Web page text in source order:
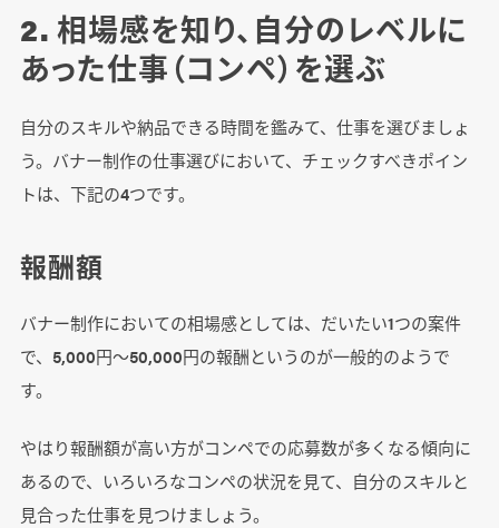
2. 相場感を知り、自分のレベルに
あった仕事（コンペ）を選ぶ
自分のスキルや納品できる時間を鑑みて、仕事を選びましょ
う。バナー制作の仕事選びにおいて、チェックすべきポイン
トは、下記の4つです。
報酬額
バナー制作においての相場感としては、だいたい1つの案件
で、5,000円～50,000円の報酬というのが一般的のようで
す。
やはり報酬額が高い方がコンペでの応募数が多くなる傾向に
あるので、いろいろなコンペの状況を見て、自分のスキルと
見合った仕事を見つけましょう。